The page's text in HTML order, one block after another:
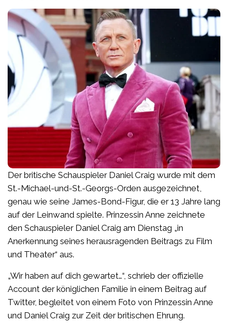
Der britische Schauspieler Daniel Craig wurde mit dem
St.-Michael-und-St.-Georgs-Orden ausgezeichnet,
genau wie seine James-Bond-Figur, die er 13 Jahre lang
auf der Leinwand spielte. Prinzessin Anne zeichnete
den Schauspieler Daniel Craig am Dienstag „in
Anerkennung seines herausragenden Beitrags zu Film
und Theater“ aus.
„Wir haben auf dich gewartet…“, schrieb der offizielle
Account der königlichen Familie in einem Beitrag auf
Twitter, begleitet von einem Foto von Prinzessin Anne
und Daniel Craig zur Zeit der britischen Ehrung.